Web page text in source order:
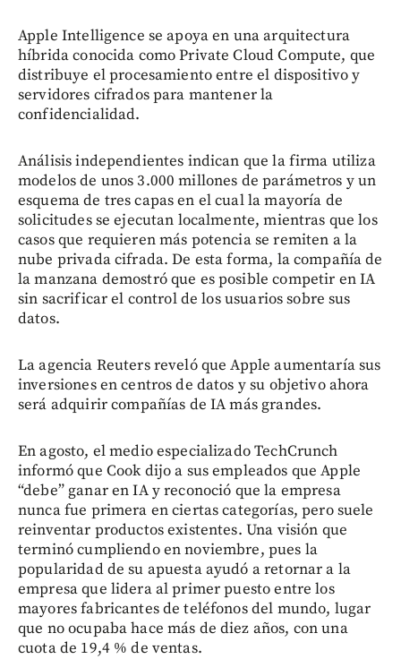
Apple Intelligence se apoya en una arquitectura
híbrida conocida como Private Cloud Compute, que
distribuye el procesamiento entre el dispositivo y
servidores cifrados para mantener la
confidencialidad.
Análisis independientes indican que la firma utiliza
modelos de unos 3.000 millones de parámetros y un
esquema de tres capas en el cual la mayoría de
solicitudes se ejecutan localmente, mientras que los
casos que requieren más potencia se remiten a la
nube privada cifrada. De esta forma, la compañía de
la manzana demostró que es posible competir en IA
sin sacrificar el control de los usuarios sobre sus
datos.
La agencia Reuters reveló que Apple aumentaría sus
inversiones en centros de datos y su objetivo ahora
será adquirir compañías de IA más grandes.
En agosto, el medio especializado TechCrunch
informó que Cook dijo a sus empleados que Apple
“debe” ganar en IA y reconoció que la empresa
nunca fue primera en ciertas categorías, pero suele
reinventar productos existentes. Una visión que
terminó cumpliendo en noviembre, pues la
popularidad de su apuesta ayudó a retornar a la
empresa que lidera al primer puesto entre los
mayores fabricantes de teléfonos del mundo, lugar
que no ocupaba hace más de diez años, con una
cuota de 19,4 % de ventas.